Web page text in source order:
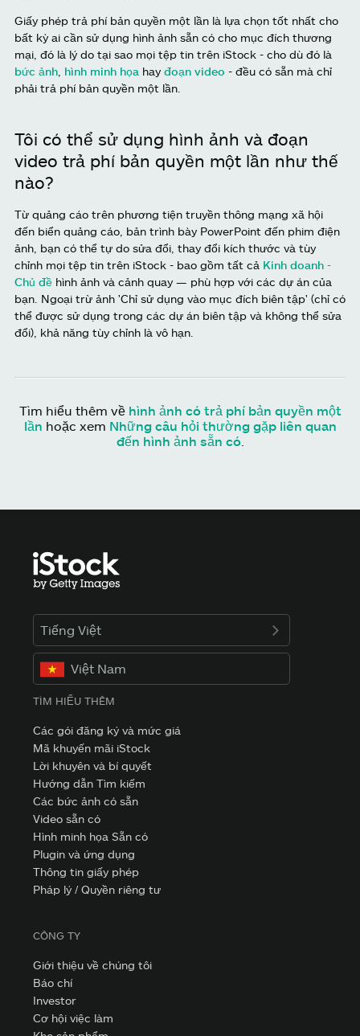
Giấy phép trả phí bản quyền một lần là lựa chọn tốt nhất cho
bất kỳ ai cần sử dụng hình ảnh sẵn có cho mục đích thương
mại, đó là lý do tại sao mọi tệp tin trên iStock - cho dù đó là
bức ảnh, hình minh họa hay đoạn video - đều có sẵn mà chỉ
phải trả phí bản quyền một lần.
Tôi có thể sử dụng hình ảnh và đoạn
video trả phí bản quyền một lần như thế
nào?
Từ quảng cáo trên phương tiện truyền thông mạng xã hội
đến biển quảng cáo, bản trình bày PowerPoint đến phim điện
ảnh, bạn có thể tự do sửa đổi, thay đổi kích thước và tùy
chỉnh mọi tệp tin trên iStock - bao gồm tất cả Kinh doanh -
Chủ đề hình ảnh và cảnh quay — phù hợp với các dự án của
bạn. Ngoại trừ ảnh 'Chỉ sử dụng vào mục đích biên tập' (chỉ có
thể được sử dụng trong các dự án biên tập và không thể sửa
đổi), khả năng tùy chỉnh là vô hạn.
Tìm hiểu thêm về hình ảnh có trả phí bản quyền một
lần hoặc xem Những câu hỏi thường gặp liên quan
đến hình ảnh sẵn có.
Tiếng Việt
Việt Nam
TÌM HIỂU THÊM
Các gói đăng ký và mức giá
Mã khuyến mãi iStock
Lời khuyên và bí quyết
Hướng dẫn Tìm kiếm
Các bức ảnh có sẵn
Video sẵn có
Hình minh họa Sẵn có
Plugin và ứng dụng
Thông tin giấy phép
Pháp lý / Quyền riêng tư
CÔNG TY
Giới thiệu về chúng tôi
Báo chí
Investor
Cơ hội việc làm